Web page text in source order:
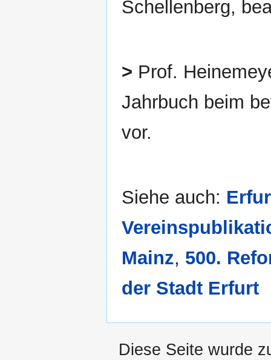
Schellenberg,
> Prof.
Jahrbuch beim
vor.
Siehe auch:
Mainz, 500.
der Stadt Erfurt
Diese Seite wurde